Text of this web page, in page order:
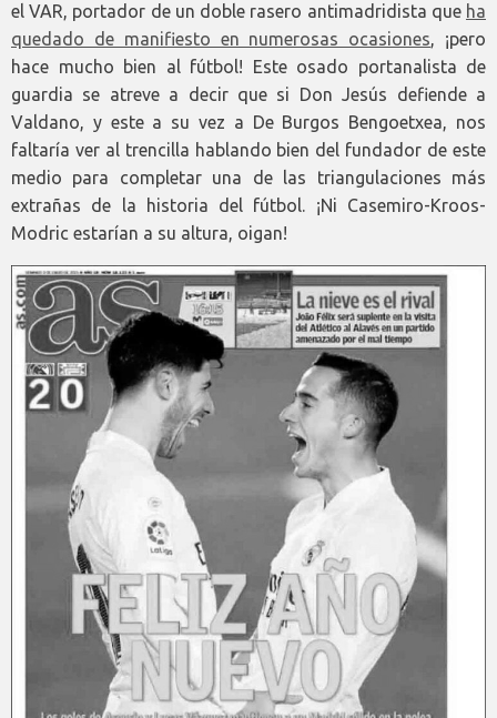
el VAR, portador de un doble rasero antimadridista que ha
quedado de manifiesto en numerosas ocasiones, ¡pero
hace mucho bien al fútbol! Este osado portanalista de
guardia se atreve a decir que si Don Jesús defiende a
Valdano, y este a su vez a De Burgos Bengoetxea, nos
faltaría ver al trencilla hablando bien del fundador de este
medio para completar una de las triangulaciones más
extrañas de la historia del fútbol. ¡Ni Casemiro-Kroos-
Modric estarían a su altura, oigan!